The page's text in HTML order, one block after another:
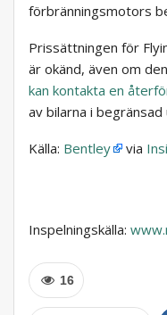
förbränningsmotors
Prissättningen för
är okänd, även om
kan kontakta en
av bilarna i
Källa: Bentley via
Inspelningskälla:
16